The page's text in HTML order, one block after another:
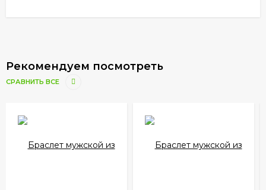
Рекомендуем посмотреть
СРАВНИТЬ ВСЕ